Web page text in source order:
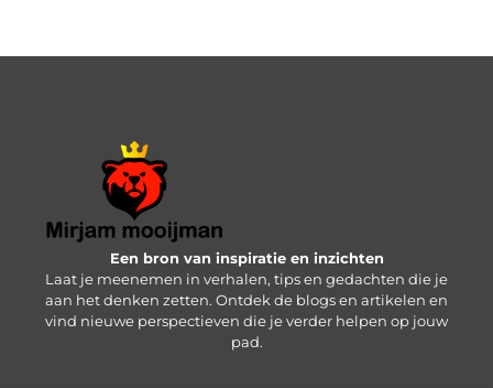
Een bron van inspiratie en inzichten
Laat je meenemen in verhalen, tips en gedachten die je
aan het denken zetten. Ontdek de blogs en artikelen en
vind nieuwe perspectieven die je verder helpen op jouw
pad.